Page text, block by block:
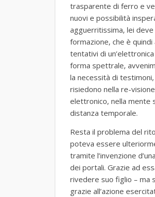
trasparente di ferro e
nuovi e possibilità
agguerritissima, lei deve
formazione, che è
tentativi di
forma spettrale,
la necessità di testimoni,
risiedono nella re-
elettronico, nella mente
distanza temporale.
Resta il problema del
poteva essere
tramite l’invenzione
dei portali. Grazie ad
rivedere suo figlio – ma
grazie all’azione